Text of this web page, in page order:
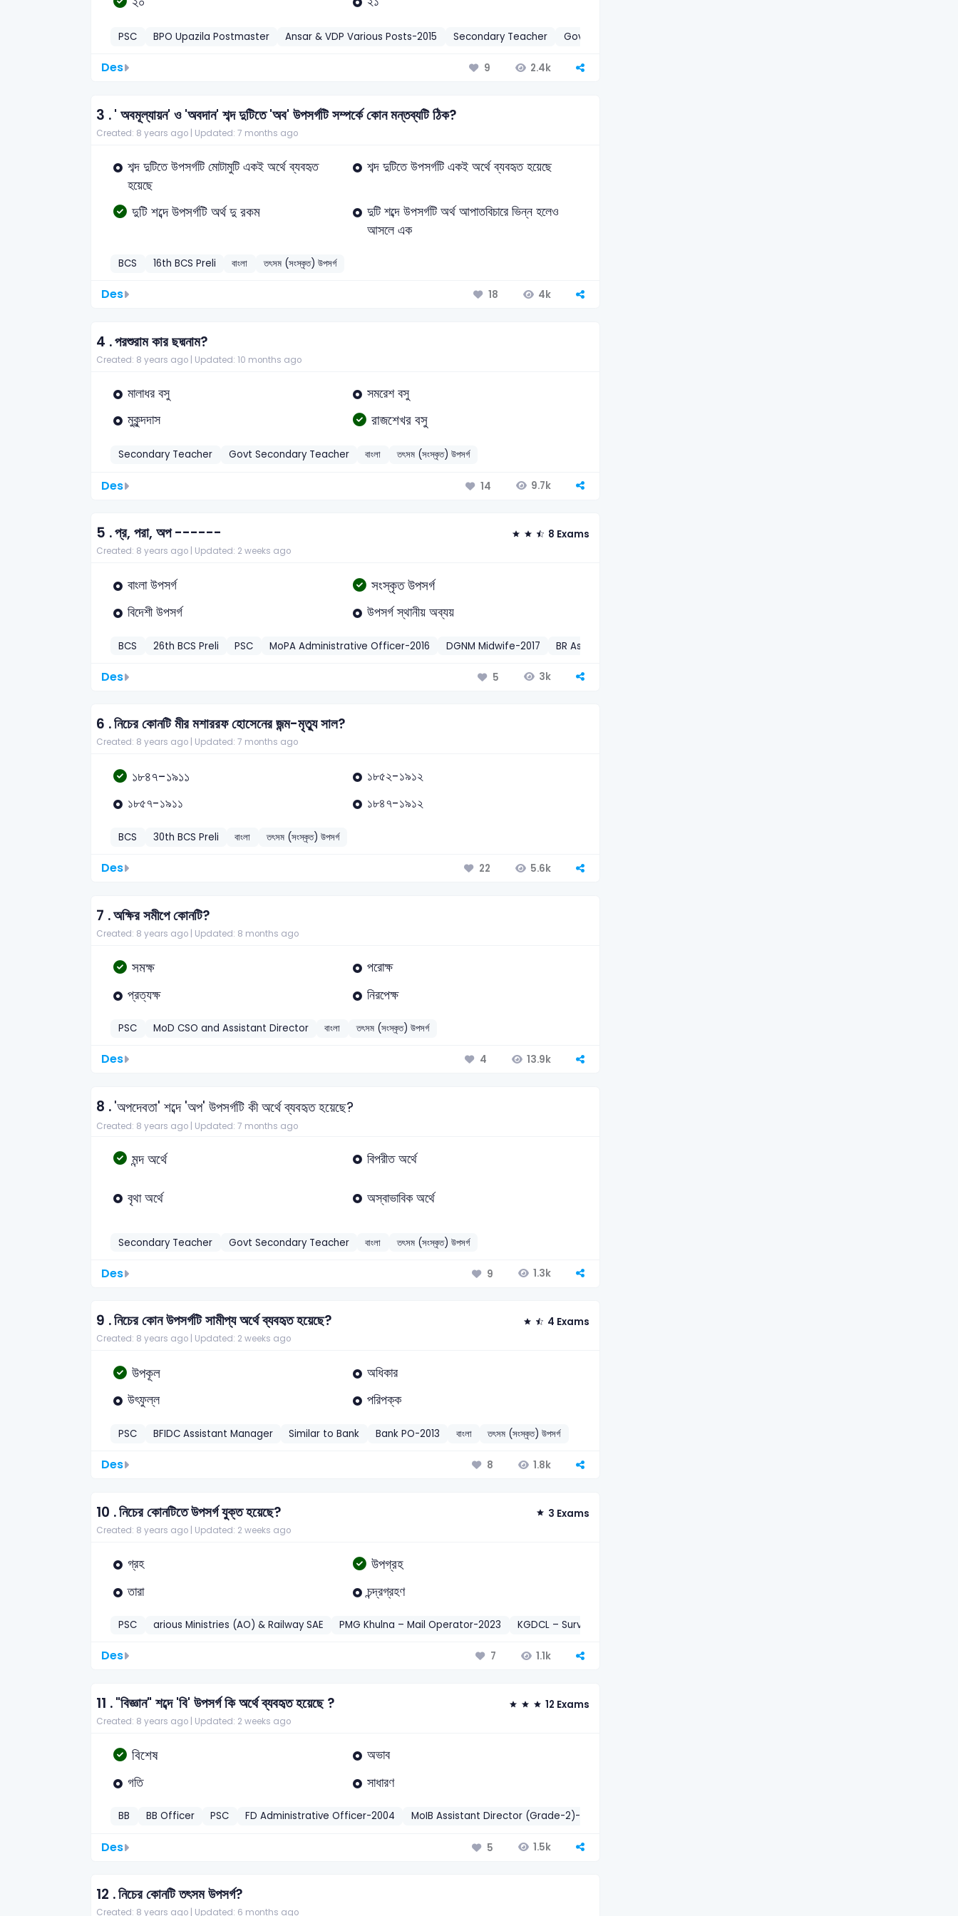
PSC BPO Upazila Postmaster Ansar & VDP Various Posts-2015 Secondary Teacher Govt Secondary Teacher-2011
Des 9 2.4k
3 .' অবমূল্যায়ন' ও 'অবদান' শব্দ দুটিতে 'অব' উপসর্গটি সম্পর্কে কোন মন্তব্যটি ঠিক?
Created: 8 years ago | Updated: 7 months ago
শব্দ দুটিতে উপসর্গটি মোটামুটি একই অর্থে ব্যবহৃত
হয়েছে
শব্দ দুটিতে উপসর্গটি একই অর্থে ব্যবহৃত হয়েছে
দুটি শব্দে উপসর্গটি অর্থ দু রকম
দুটি শব্দে উপসর্গটি অর্থ আপাতবিচারে ভিন্ন হলেও
আসলে এক
BCS 16th BCS Preli বাংলা তৎসম (সংস্কৃত) উপসর্গ
Des 18 4k
4 .পরশুরাম কার ছদ্মনাম?
Created: 8 years ago | Updated: 10 months ago
মালাধর বসু
সমরেশ বসু
মুকুন্দদাস
রাজশেখর বসু
Secondary Teacher Govt Secondary Teacher বাংলা তৎসম (সংস্কৃত) উপসর্গ
Des 14 9.7k
5 .প্র, পরা, অপ ------ 8 Exams
Created: 8 years ago | Updated: 2 weeks ago
বাংলা উপসর্গ সংস্কৃত উপসর্গ
বিদেশী উপসর্গ উপসর্গ স্থানীয় অব্যয়
BCS 26th BCS Preli PSC MoPA Administrative Officer-2016 DGNM Midwife-2017 BR Assistant Surgeon-2005
Des 5 3k
6 .নিচের কোনটি মীর মশাররফ হোসেনের জন্ম-মৃত্যু সাল?
Created: 8 years ago | Updated: 7 months ago
১৮৪৭-১৯১১
১৮৫২-১৯১২
১৮৫৭-১৯১১
১৮৪৭-১৯১২
BCS 30th BCS Preli বাংলা তৎসম (সংস্কৃত) উপসর্গ
Des 22 5.6k
7 .অক্ষির সমীপে কোনটি?
Created: 8 years ago | Updated: 8 months ago
সমক্ষ
পরোক্ষ
প্রত্যক্ষ
নিরপেক্ষ
PSC MoD CSO and Assistant Director বাংলা তৎসম (সংস্কৃত) উপসর্গ
Des 4 13.9k
8 .'অপদেবতা' শব্দে 'অপ' উপসর্গটি কী অর্থে ব্যবহৃত হয়েছে?
Created: 8 years ago | Updated: 7 months ago
মন্দ অর্থে বিপরীত অর্থে
বৃথা অর্থে অস্বাভাবিক অর্থে
Secondary Teacher Govt Secondary Teacher বাংলা তৎসম (সংস্কৃত) উপসর্গ
Des 9 1.3k
9 .নিচের কোন উপসর্গটি সামীপ্য অর্থে ব্যবহৃত হয়েছে? 4 Exams
Created: 8 years ago | Updated: 2 weeks ago
উপকূল
অধিকার
উৎফুল্ল
পরিপক্ক
PSC BFIDC Assistant Manager Similar to Bank Bank PO-2013 বাংলা তৎসম (সংস্কৃত) উপসর্গ
Des 8 1.8k
10 .নিচের কোনটিতে উপসর্গ যুক্ত হয়েছে? 3 Exams
Created: 8 years ago | Updated: 2 weeks ago
গ্রহ উপগ্রহ
তারা চন্দ্রগ্রহণ
PSC arious Ministries (AO) & Railway SAE PMG Khulna – Mail Operator-2023 KGDCL – Surveyor-2024
Des 7 1.1k
11 ."বিজ্ঞান" শব্দে 'বি' উপসর্গ কি অর্থে ব্যবহৃত হয়েছে ? 12 Exams
Created: 8 years ago | Updated: 2 weeks ago
বিশেষ
অভাব
গতি
সাধারণ
BB BB Officer PSC FD Administrative Officer-2004 MoIB Assistant Director (Grade-2)-2003
Des 5 1.5k
12 .নিচের কোনটি তৎসম উপসর্গ?
Created: 8 years ago | Updated: 6 months ago